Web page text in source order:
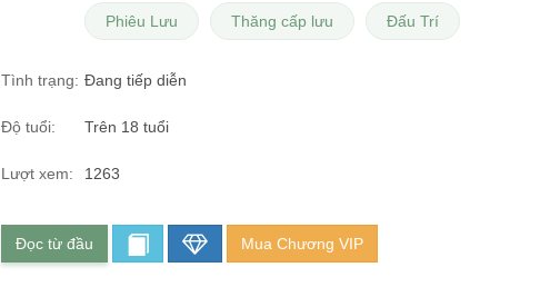
Phiêu Lưu Thăng cấp lưu Đấu Trí
Tình trạng: Đang tiếp diễn
Độ tuổi: Trên 18 tuổi
Lượt xem: 1263
Đọc từ đầu Mua Chương VIP